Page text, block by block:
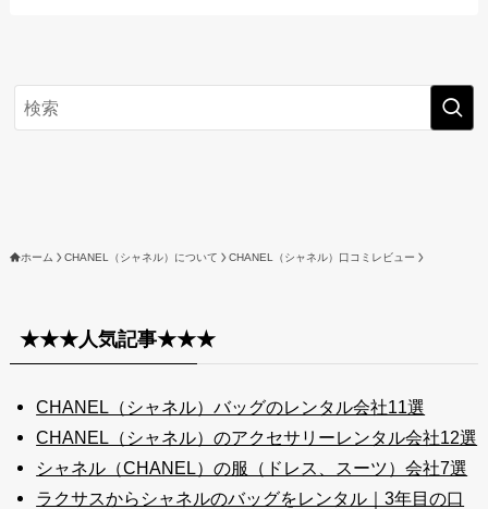
ホーム CHANEL（シャネル）について CHANEL（シャネル）口コミレビュー
★★★人気記事★★★
CHANEL（シャネル）バッグのレンタル会社11選
CHANEL（シャネル）のアクセサリーレンタル会社12選
シャネル（CHANEL）の服（ドレス、スーツ）会社7選
ラクサスからシャネルのバッグをレンタル｜3年目の口